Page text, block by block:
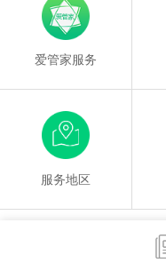
爱管家服务
服务地区